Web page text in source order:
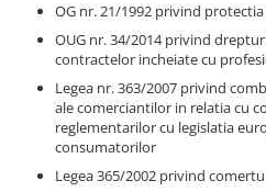
1.4.1. Pompe hidraulice
1.4.2. Joystick
1.4.3. Distribuitoare
1.4.4. Cilindri si accesorii
OG nr. 21/1992 privind
OUG nr. 34/2014 privind
contractelor incheiate cu
Legea nr. 363/2007 privind
ale comerciantilor in relatia cu
reglementarilor cu legislatia
consumatorilor
Legea 365/2002 privind